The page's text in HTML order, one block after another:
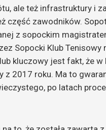
ale też infrastruktury i
część zawodników.
z sopockim
Sopocki Klub Tenisowy
kluczowy jest fakt, że
z 2017 roku. Ma to
po latach